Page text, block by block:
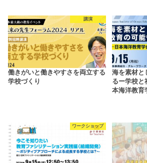
講演
働きがいと働きやすさを両立する
学校づくり
海を素材と
るー学校と
本海洋教
ワークショップ